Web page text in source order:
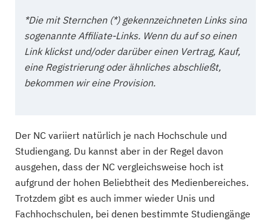
*Die mit Sternchen (*) gekennzeichneten Links sind
sogenannte Affiliate-Links. Wenn du auf so einen
Link klickst und/oder darüber einen Vertrag, Kauf,
eine Registrierung oder ähnliches abschließt,
bekommen wir eine Provision.
Der NC variiert natürlich je nach Hochschule und
Studiengang. Du kannst aber in der Regel davon
ausgehen, dass der NC vergleichsweise hoch ist
aufgrund der hohen Beliebtheit des Medienbereiches.
Trotzdem gibt es auch immer wieder Unis und
Fachhochschulen, bei denen bestimmte Studiengänge